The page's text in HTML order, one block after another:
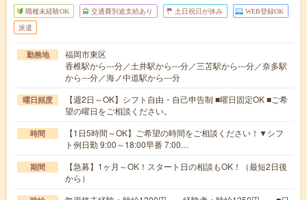
職種未経験OK 交通費別途支給あり 土日祝日が休み WEB登録OK
派遣
勤務地
福岡市東区
香椎駅から---分／土井駅から---分／三苫駅から---分／奈多駅
から---分／海ノ中道駅から---分
曜日頻度
【週2日～OK】シフト自由・自己申告制 ■曜日固定OK ■ご希
望の曜日をご相談ください。
時間
【1日5時間～OK】ご希望の時間をご相談ください！▼シフ
ト例日勤 9:00～18:00早番 7:00…
期間
【急募】1ヶ月～OK！スタート日の相談もOK！（最短2日後
から）